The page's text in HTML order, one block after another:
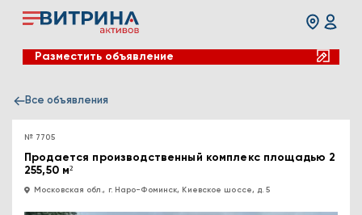
Разместить объявление
Все объявления
№ 7705
Продается производственный комплекс площадью 2
255,50 м²
Московская обл., г. Наро-Фоминск, Киевское шоссе, д. 5